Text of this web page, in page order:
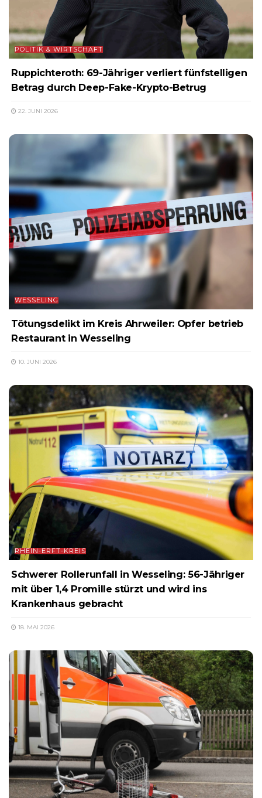
POLITIK & WIRTSCHAFT
Ruppichteroth: 69-Jähriger verliert fünfstelligen
Betrag durch Deep-Fake-Krypto-Betrug
22. JUNI 2026
WESSELING
Tötungsdelikt im Kreis Ahrweiler: Opfer betrieb
Restaurant in Wesseling
10. JUNI 2026
RHEIN-ERFT-KREIS
Schwerer Rollerunfall in Wesseling: 56-Jähriger
mit über 1,4 Promille stürzt und wird ins
Krankenhaus gebracht
18. MAI 2026